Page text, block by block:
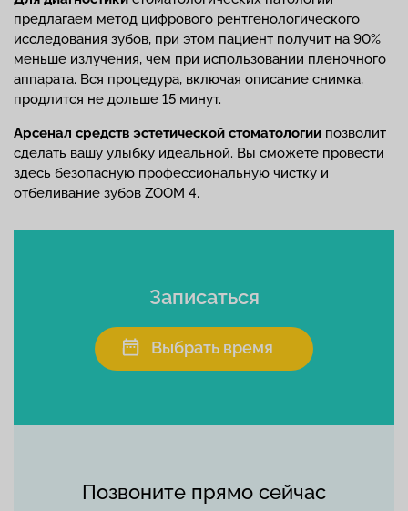
предлагаем метод цифрового рентгенологического
исследования зубов, при этом пациент получит на 90%
меньше излучения, чем при использовании пленочного
аппарата. Вся процедура, включая описание снимка,
продлится не дольше 15 минут.
Арсенал средств эстетической стоматологии позволит
сделать вашу улыбку идеальной. Вы сможете провести
здесь безопасную профессиональную чистку и
отбеливание зубов ZOOM 4.
Позвоните прямо сейчас
Записаться
Выбрать время